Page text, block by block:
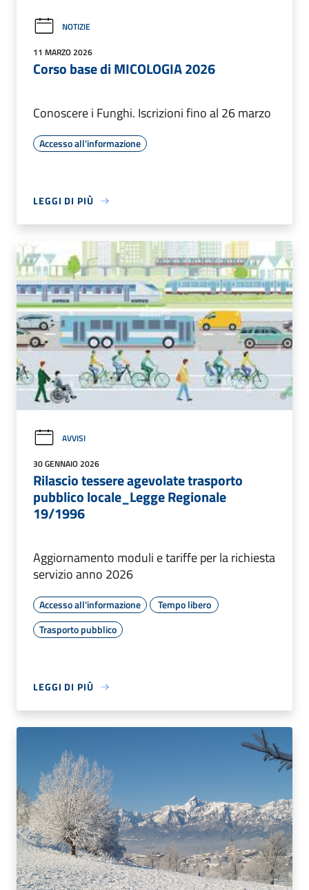
NOTIZIE
11 MARZO 2026
Corso base di MICOLOGIA 2026
Conoscere i Funghi. Iscrizioni fino al 26 marzo
Accesso all'informazione
LEGGI DI PIÙ
AVVISI
30 GENNAIO 2026
Rilascio tessere agevolate trasporto
pubblico locale_Legge Regionale
19/1996
Aggiornamento moduli e tariffe per la richiesta
servizio anno 2026
Accesso all'informazione
Tempo libero
Trasporto pubblico
LEGGI DI PIÙ